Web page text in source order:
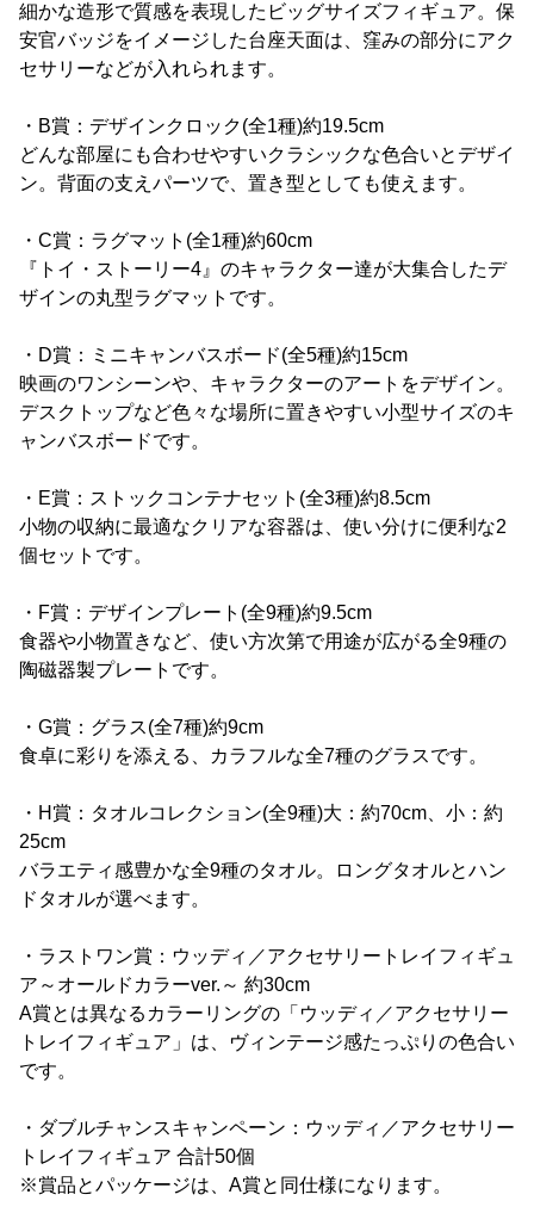
細かな造形で質感を表現したビッグサイズフィギュア。保
安官バッジをイメージした台座天面は、窪みの部分にアク
セサリーなどが入れられます。
・B賞：デザインクロック(全1種)約19.5cm
どんな部屋にも合わせやすいクラシックな色合いとデザイ
ン。背面の支えパーツで、置き型としても使えます。
・C賞：ラグマット(全1種)約60cm
『トイ・ストーリー4』のキャラクター達が大集合したデ
ザインの丸型ラグマットです。
・D賞：ミニキャンバスボード(全5種)約15cm
映画のワンシーンや、キャラクターのアートをデザイン。
デスクトップなど色々な場所に置きやすい小型サイズのキ
ャンバスボードです。
・E賞：ストックコンテナセット(全3種)約8.5cm
小物の収納に最適なクリアな容器は、使い分けに便利な2
個セットです。
・F賞：デザインプレート(全9種)約9.5cm
食器や小物置きなど、使い方次第で用途が広がる全9種の
陶磁器製プレートです。
・G賞：グラス(全7種)約9cm
食卓に彩りを添える、カラフルな全7種のグラスです。
・H賞：タオルコレクション(全9種)大：約70cm、小：約
25cm
バラエティ感豊かな全9種のタオル。ロングタオルとハン
ドタオルが選べます。
・ラストワン賞：ウッディ／アクセサリートレイフィギュ
ア～オールドカラーver.～ 約30cm
A賞とは異なるカラーリングの「ウッディ／アクセサリー
トレイフィギュア」は、ヴィンテージ感たっぷりの色合い
です。
・ダブルチャンスキャンペーン：ウッディ／アクセサリー
トレイフィギュア 合計50個
※賞品とパッケージは、A賞と同仕様になります。